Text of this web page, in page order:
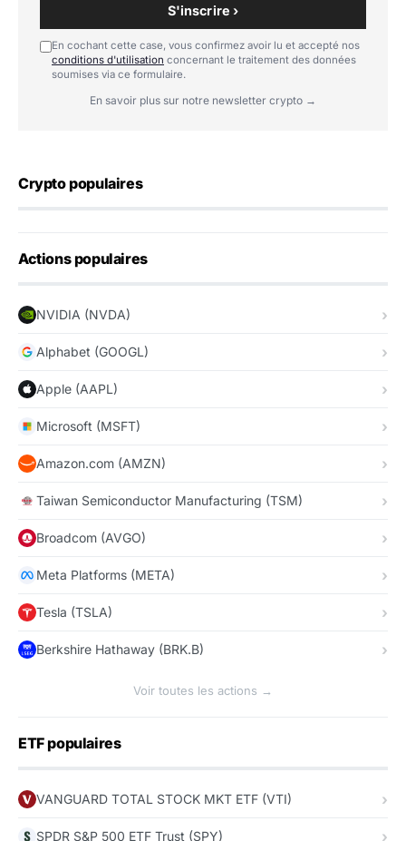
S'inscrire ›
En cochant cette case, vous confirmez avoir lu et accepté nos
conditions d'utilisation concernant le traitement des données
soumises via ce formulaire.
En savoir plus sur notre newsletter crypto →
Crypto populaires
Actions populaires
NVIDIA (NVDA)
Alphabet (GOOGL)
Apple (AAPL)
Microsoft (MSFT)
Amazon.com (AMZN)
Taiwan Semiconductor Manufacturing (TSM)
Broadcom (AVGO)
Meta Platforms (META)
Tesla (TSLA)
Berkshire Hathaway (BRK.B)
Voir toutes les actions →
ETF populaires
VANGUARD TOTAL STOCK MKT ETF (VTI)
SPDR S&P 500 ETF Trust (SPY)